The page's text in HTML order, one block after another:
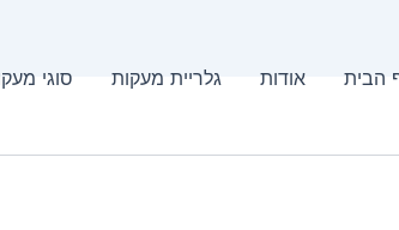
הבית
אודות גלריית מעקות סוגי